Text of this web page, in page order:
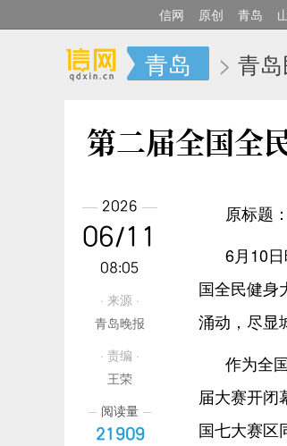
信网 原创 青岛
青岛 > 青
第二届全国全
原标题
6月10
国全民健身
涌动，尽显
作为全
届大赛开闭
国七大赛区
2026
06/11
08:05
· 来源 ·
青岛晚报
· 责编 ·
王荣
阅读量
21909